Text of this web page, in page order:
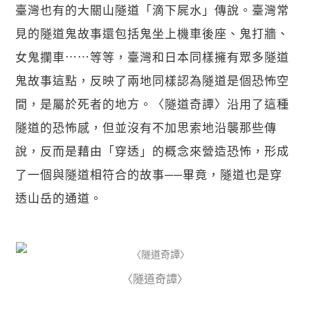
臺灣也有的大關山隧道「滴下屍水」傳說。臺灣常
見的隧道鬼故事還包括鬼坐上機車後座、鬼打牆、
女鬼攔車⋯⋯等等，臺灣和日本同樣擁有眾多隧道
鬼故事這點，反映了兩地同樣認為隧道是個恐怖空
間，是屬於死者的地方。〈隧道奇譚〉沿用了這種
隧道的恐怖感，但並沒有不加思索地沿襲那些傳
說，反而是藉由「穿透」的概念來營造恐怖，形成
了一個與隧道相符合的故事──畢竟，隧道也是穿
透山岳的通道。
〈隧道奇譚〉